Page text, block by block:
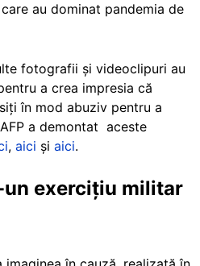
care au dominat pandemia de
fotografii și videoclipuri au
a crea impresia că
în mod abuziv pentru a
a demontat aceste
, aici și aici.
exercițiu militar